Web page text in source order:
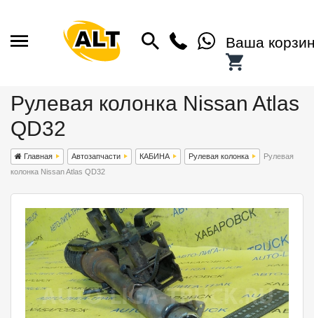
Ваша
Рулевая колонка Nissan Atlas
QD32
Главная Автозапчасти КАБИНА Рулевая колонка
Рулевая
колонка Nissan Atlas QD32